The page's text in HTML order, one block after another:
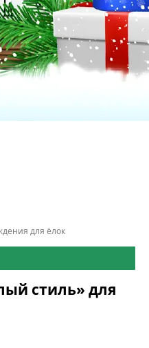
для ёлок
стиль» для